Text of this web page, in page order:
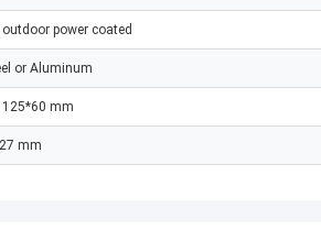
power coated
or Aluminum
mm
mm